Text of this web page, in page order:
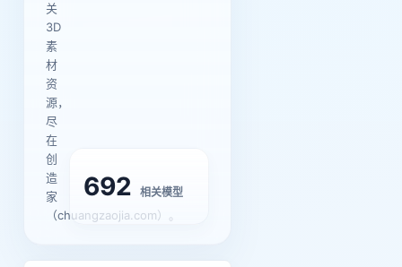
关
3D
素
材
资
源，
尽
在
创
造
家
（chuangzaojia.com）。
692 相关模型